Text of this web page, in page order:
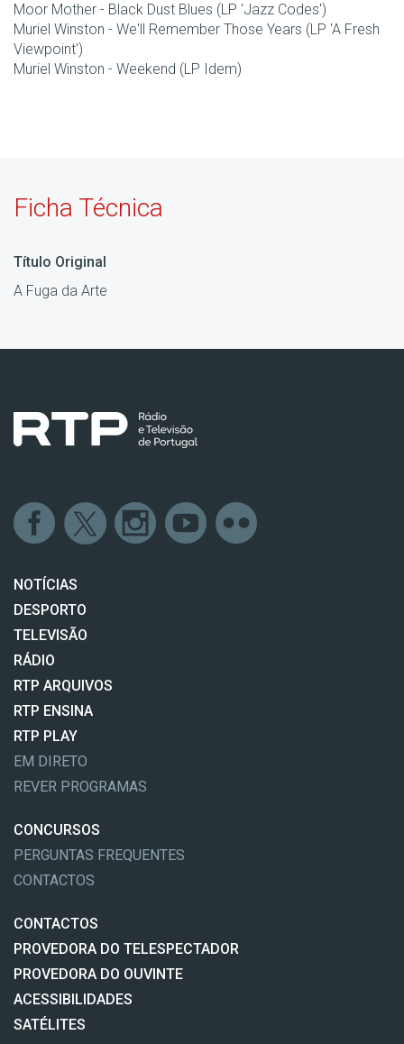
Moor Mother - Black Dust Blues (LP 'Jazz Codes')
Muriel Winston - We'll Remember Those Years (LP 'A Fresh
Viewpoint')
Muriel Winston - Weekend (LP Idem)
Ficha Técnica
Título Original
A Fuga da Arte
NOTÍCIAS
DESPORTO
TELEVISÃO
RÁDIO
RTP ARQUIVOS
RTP ENSINA
RTP PLAY
EM DIRETO
REVER PROGRAMAS
CONCURSOS
PERGUNTAS FREQUENTES
CONTACTOS
CONTACTOS
PROVEDORA DO TELESPECTADOR
PROVEDORA DO OUVINTE
ACESSIBILIDADES
SATÉLITES